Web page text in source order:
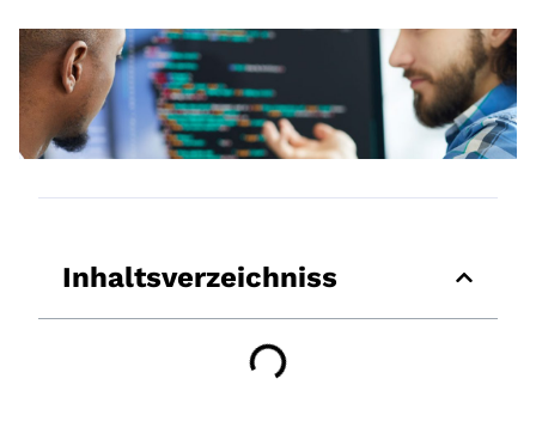
Inhaltsverzeichniss